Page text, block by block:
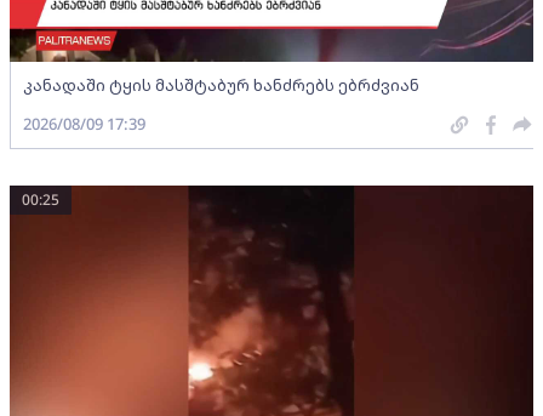
კანადაში ტყის მასშტაბურ ხანძრებს ებრძვიან
2026/08/09 17:39
00:25